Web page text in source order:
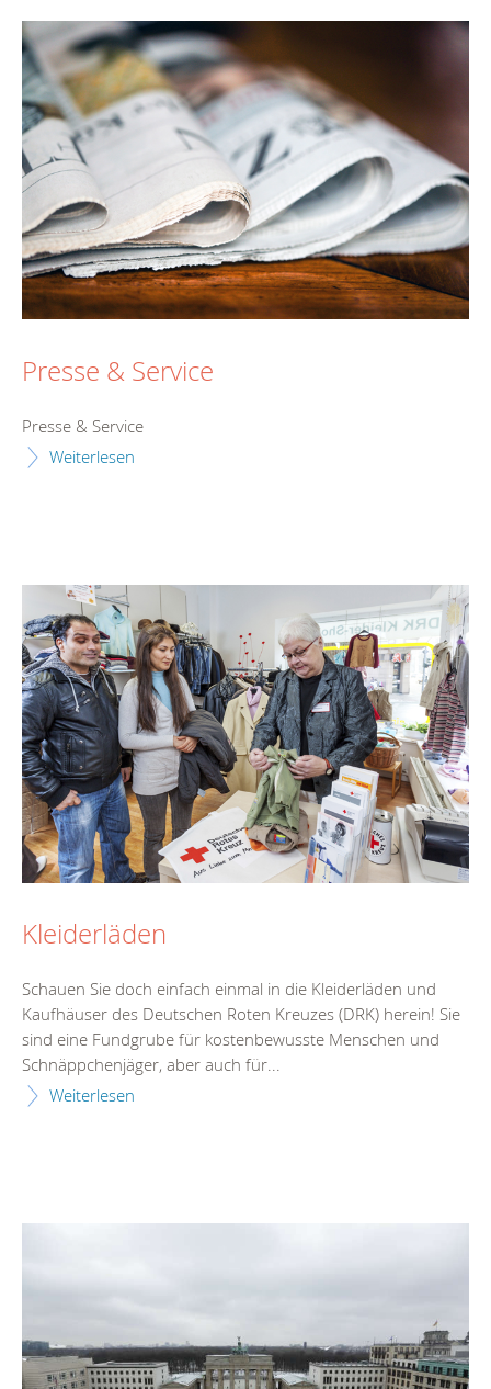
Presse & Service
Presse & Service
Weiterlesen
Kleiderläden
Schauen Sie doch einfach einmal in die Kleiderläden und
Kaufhäuser des Deutschen Roten Kreuzes (DRK) herein! Sie
sind eine Fundgrube für kostenbewusste Menschen und
Schnäppchenjäger, aber auch für...
Weiterlesen